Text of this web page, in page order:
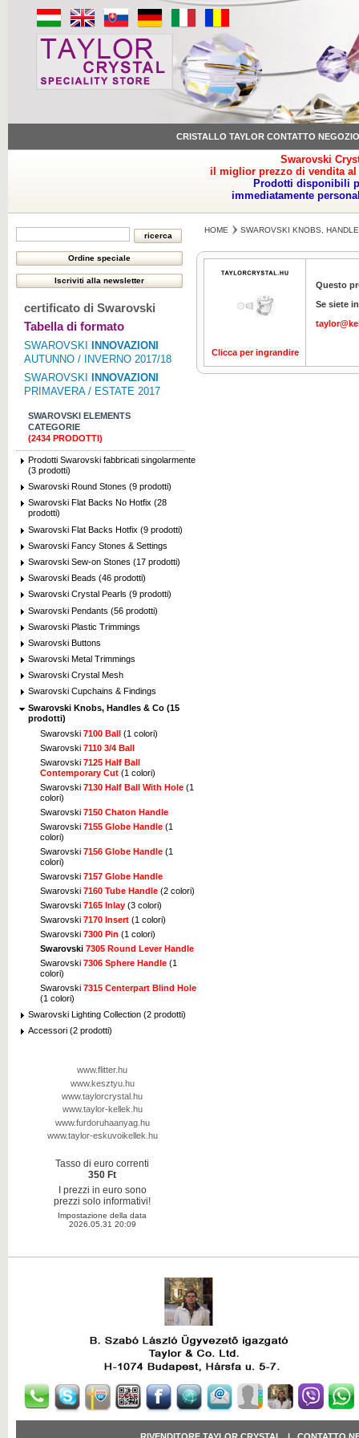
CRISTALLO TAYLOR CONTATTO NEGOZIO
Swarovski
il miglior prezzo di vendita
Prodotti disponibili
immediatamente
certificato di Swarovski
Tabella di formato
SWAROVSKI
INNOVAZIONI
AUTUNNO / INVERNO 2017/18
SWAROVSKI
INNOVAZIONI
PRIMAVERA / ESTATE 2017
SWAROVSKI ELEMENTS
CATEGORIE
(2434 PRODOTTI)
Prodotti Swarovski fabbricati singolarmente
(3 prodotti)
Swarovski Round Stones (9 prodotti)
Swarovski Flat Backs No Hotfix (28
prodotti)
Swarovski Flat Backs Hotfix (9 prodotti)
Swarovski Fancy Stones & Settings
Swarovski Sew-on Stones (17 prodotti)
Swarovski Beads (46 prodotti)
Swarovski Crystal Pearls (9 prodotti)
Swarovski Pendants (56 prodotti)
Swarovski Plastic Trimmings
Swarovski Buttons
Swarovski Metal Trimmings
Swarovski Crystal Mesh
Swarovski Cupchains & Findings
Swarovski Knobs, Handles & Co (15
prodotti)
Swarovski 7100 Ball (1 colori)
Swarovski 7110 3/4 Ball
Swarovski 7125 Half Ball
Contemporary Cut (1 colori)
Swarovski 7130 Half Ball With Hole (1
colori)
Swarovski 7150 Chaton Handle
Swarovski 7155 Globe Handle (1
colori)
Swarovski 7156 Globe Handle (1
colori)
Swarovski 7157 Globe Handle
Swarovski 7160 Tube Handle (2 colori)
Swarovski 7165 Inlay (3 colori)
Swarovski 7170 Insert (1 colori)
Swarovski 7300 Pin (1 colori)
Swarovski 7305 Round Lever Handle
Swarovski 7306 Sphere Handle (1
colori)
Swarovski 7315 Centerpart Blind Hole
(1 colori)
Swarovski Lighting Collection (2 prodotti)
Accessori (2 prodotti)
www.flitter.hu
www.kesztyu.hu
www.taylorcrystal.hu
www.taylor-kellek.hu
www.furdoruhaanyag.hu
www.taylor-eskuvoikellek.hu
Tasso di euro correnti
350 Ft
I prezzi in euro sono
prezzi solo informativi!
Impostazione della data
2026.05.31 20:09
HOME SWAROVSKI KNOBS,
Clicca per ingrandire
Questo
Se siete